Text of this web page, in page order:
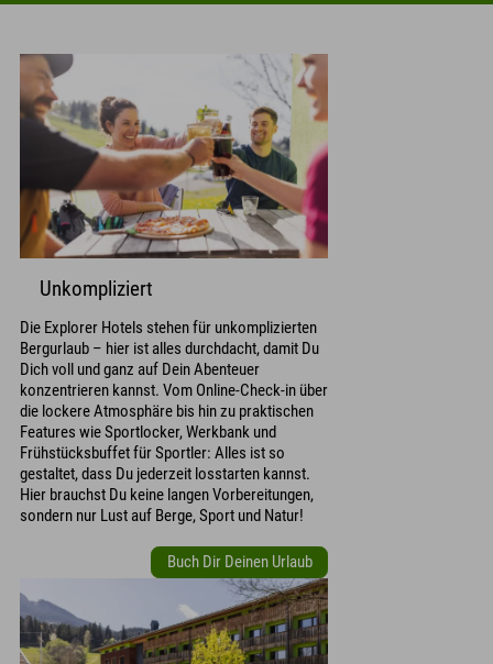
Unkompliziert
Die Explorer Hotels stehen für unkomplizierten
Bergurlaub – hier ist alles durchdacht, damit Du
Dich voll und ganz auf Dein Abenteuer
konzentrieren kannst. Vom Online-Check-in über
die lockere Atmosphäre bis hin zu praktischen
Features wie Sportlocker, Werkbank und
Frühstücksbuffet für Sportler: Alles ist so
gestaltet, dass Du jederzeit losstarten kannst.
Hier brauchst Du keine langen Vorbereitungen,
sondern nur Lust auf Berge, Sport und Natur!
Buch Dir Deinen Urlaub